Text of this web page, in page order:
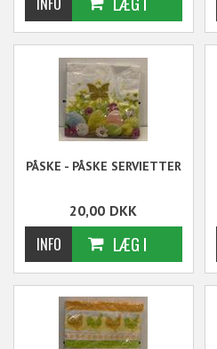
PÅSKE - PÅSKE SERVIETTER
20,00 DKK